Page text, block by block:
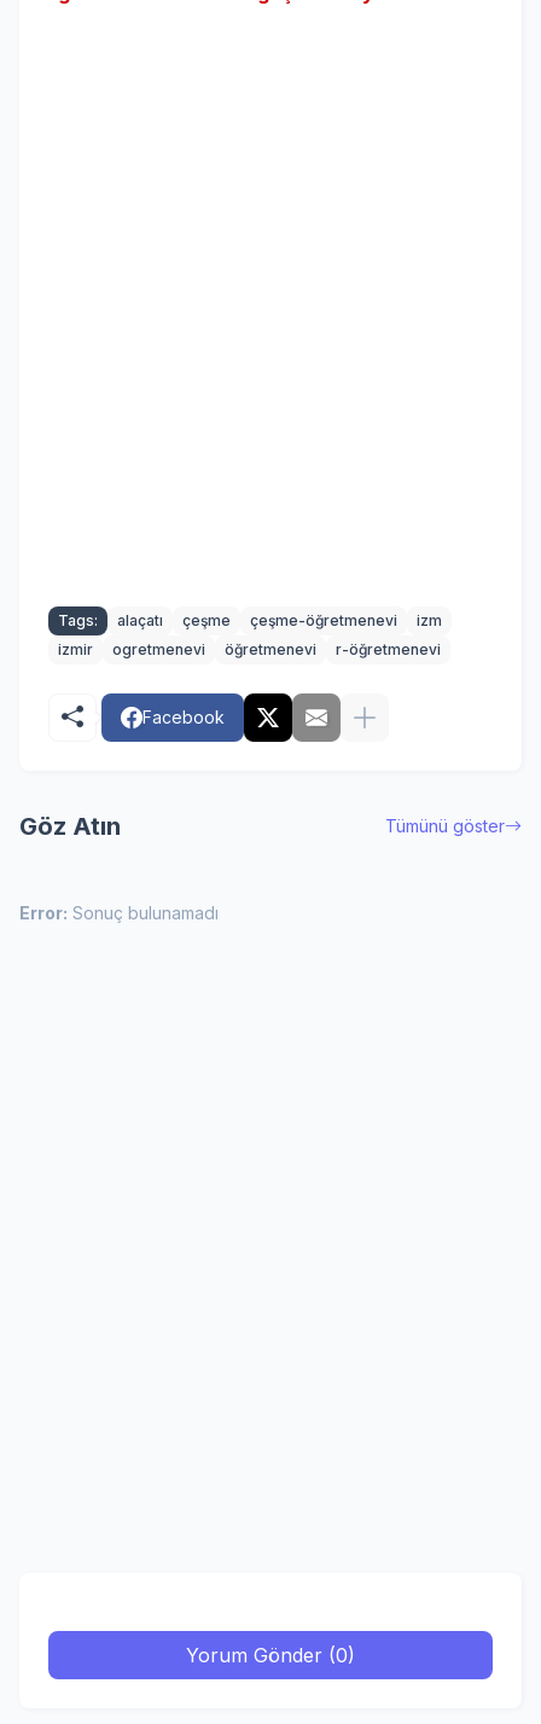
Tags: alaçatı çeşme çeşme-öğretmenevi
izm
izmir
ogretmenevi öğretmenevi r-öğretmenevi
Facebook
Göz Atın Tümünü göster
Error: Sonuç bulunamadı
Yorum Gönder (0)